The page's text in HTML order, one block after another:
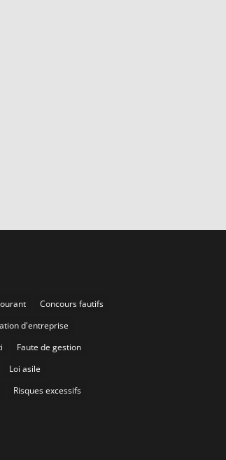
Concours fautifs
d'entreprise
Faute de gestion
Loi asile
Risques excessifs